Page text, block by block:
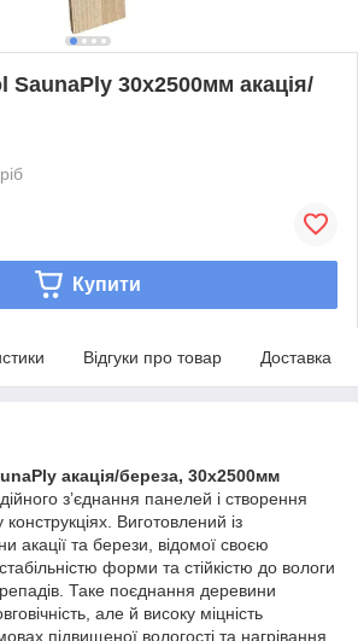
SaunaPly 30x2500мм акація/
Купити
Відгуки про товар Доставка
акація/береза, 30x2500мм
з’єднання панелей і створення
конструкціях. Виготовлений із
акації та берези, відомої своєю
форми та стійкістю до вологи
Таке поєднання деревини
але й високу міцність
підвищеної вологості та нагрівання.